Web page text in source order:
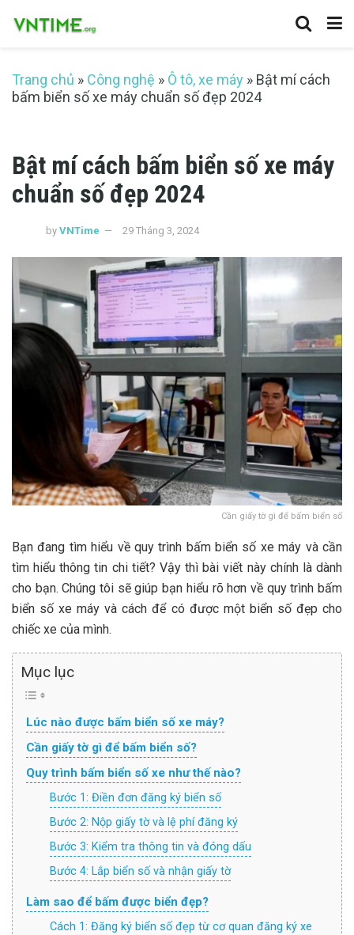
Trang chủ » Công nghệ » Ô tô, xe máy » Bật mí cách
bấm biển số xe máy chuẩn số đẹp 2024
Bật mí cách bấm biển số xe máy
chuẩn số đẹp 2024
by VNTime 29 Tháng 3, 2024
Cần giấy tờ gì để bấm biển số
Bạn đang tìm hiểu về quy trình bấm biển số xe máy và cần
tìm hiểu thông tin chi tiết? Vậy thì bài viết này chính là dành
cho bạn. Chúng tôi sẽ giúp bạn hiểu rõ hơn về quy trình bấm
biển số xe máy và cách để có được một biển số đẹp cho
chiếc xe của mình.
Mục lục
Lúc nào được bấm biển số xe máy?
Cần giấy tờ gì để bấm biển số?
Quy trình bấm biển số xe như thế nào?
Bước 1: Điền đơn đăng ký biển số
Bước 2: Nộp giấy tờ và lệ phí đăng ký
Bước 3: Kiểm tra thông tin và đóng dấu
Bước 4: Lắp biển số và nhận giấy tờ
Làm sao để bấm được biển đẹp?
Cách 1: Đăng ký biển số đẹp từ cơ quan đăng ký xe